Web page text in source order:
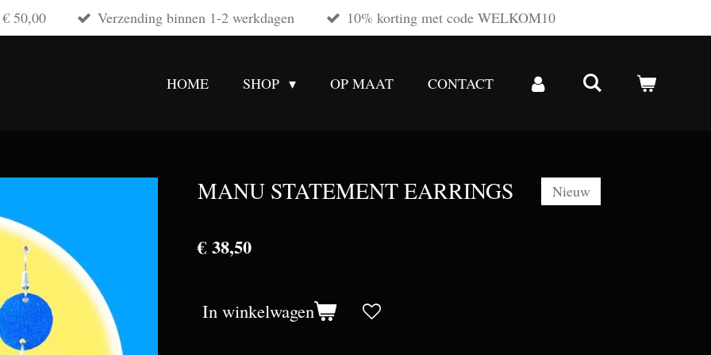
50,00 Verzending binnen 1-2 werkdagen 10% korting met code WELKOM10
HOME SHOP OP MAAT CONTACT
MANU STATEMENT EARRINGS Nieuw
€ 38,50
In winkelwagen